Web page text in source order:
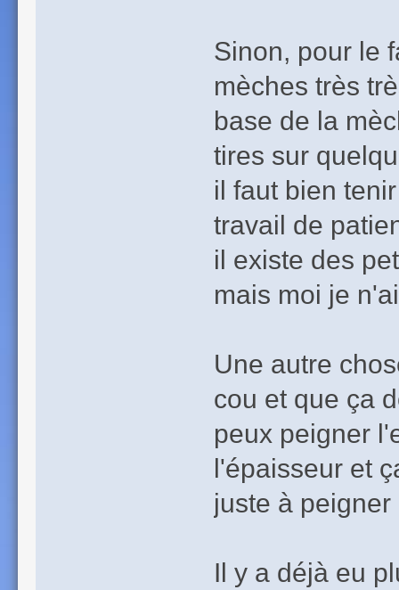
Sinon, pour le
mèches très
base de la
tires sur
il faut bien
travail de
il existe des
mais moi je
Une autre
cou et que ça
peux peigner
l'épaisseur et
juste à
Il y a déjà eu